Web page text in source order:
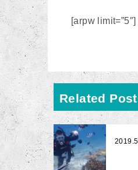
[arpw limit=”5″]
Related